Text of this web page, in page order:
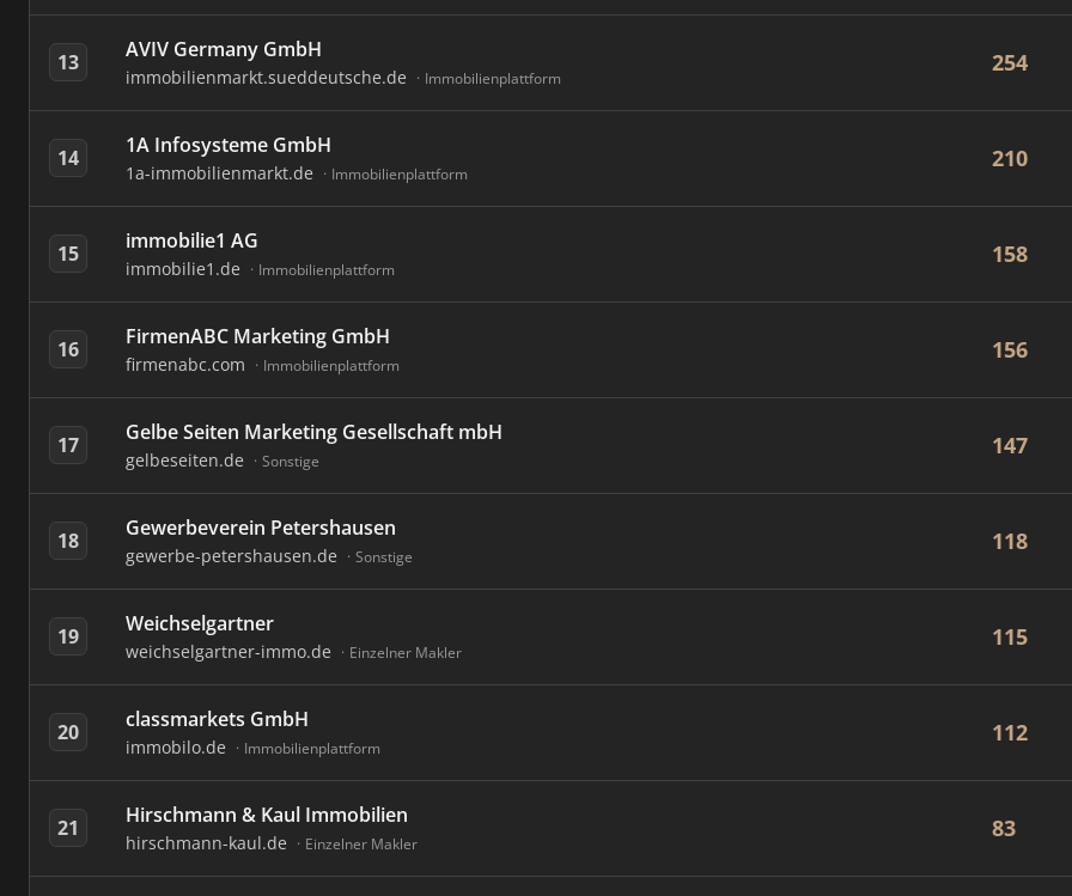
13 AVIV Germany GmbH
immobilienmarkt.sueddeutsche.de Immobilienplattform
254
14 1A Infosysteme GmbH
1a-immobilienmarkt.de Immobilienplattform
210
15 immobilie1 AG
immobilie1.de Immobilienplattform
158
16 FirmenABC Marketing GmbH
firmenabc.com Immobilienplattform
156
17 Gelbe Seiten Marketing Gesellschaft mbH
gelbeseiten.de Sonstige
147
18 Gewerbeverein Petershausen
gewerbe-petershausen.de Sonstige
118
19 Weichselgartner
weichselgartner-immo.de Einzelner Makler
115
20 classmarkets GmbH
immobilo.de Immobilienplattform
112
21 Hirschmann & Kaul Immobilien
hirschmann-kaul.de Einzelner Makler
83